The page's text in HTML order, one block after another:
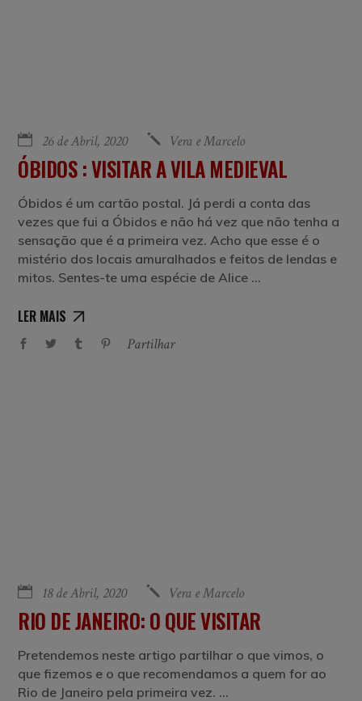
26 de Abril, 2020 Vera e Marcelo
ÓBIDOS : VISITAR A VILA MEDIEVAL
Óbidos é um cartão postal. Já perdi a conta das
vezes que fui a Óbidos e não há vez que não tenha a
sensação que é a primeira vez. Acho que esse é o
mistério dos locais amuralhados e feitos de lendas e
mitos. Sentes-te uma espécie de Alice
LER MAIS
Partilhar
18 de Abril, 2020 Vera e Marcelo
RIO DE JANEIRO: O QUE VISITAR
Pretendemos neste artigo partilhar o que vimos, o
que fizemos e o que recomendamos a quem for ao
Rio de Janeiro pela primeira vez.